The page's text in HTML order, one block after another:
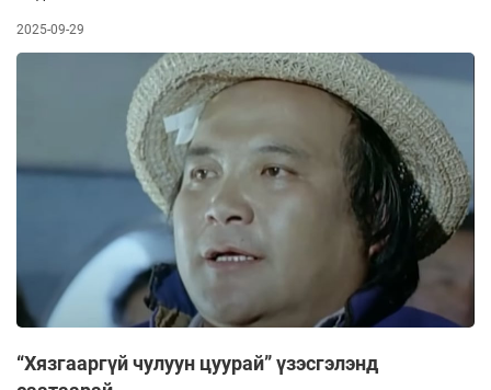
2025-09-29
“Хязгааргүй чулуун цуурай” үзэсгэлэнд